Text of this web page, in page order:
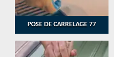
POSE DE CARRELAGE 77